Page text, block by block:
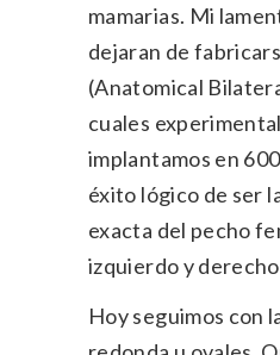
mamarias. Mi
dejaran de
(Anatomical
cuales
implantamos en
éxito lógico de ser
exacta del pecho
izquierdo y
Hoy seguimos con